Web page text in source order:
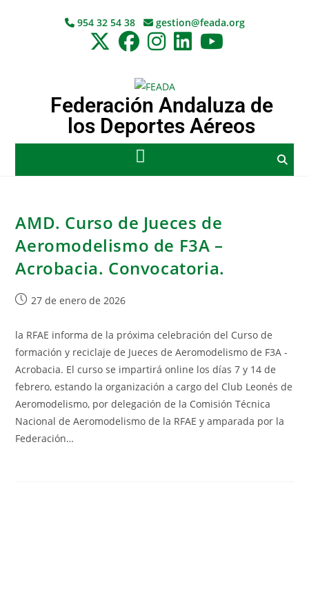
954 32 54 38 gestion@feada.org
Federación Andaluza de
los Deportes Aéreos
AMD. Curso de Jueces de
Aeromodelismo de F3A –
Acrobacia. Convocatoria.
27 de enero de 2026
la RFAE informa de la próxima celebración del Curso de
formación y reciclaje de Jueces de Aeromodelismo de F3A -
Acrobacia. El curso se impartirá online los días 7 y 14 de
febrero, estando la organización a cargo del Club Leonés de
Aeromodelismo, por delegación de la Comisión Técnica
Nacional de Aeromodelismo de la RFAE y amparada por la
Federación…